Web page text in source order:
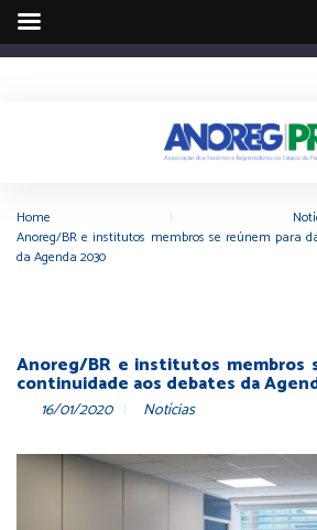
Home
Anoreg/BR e institutos membros se reúnem para
da Agenda 2030
Anoreg/BR e institutos membros
continuidade aos debates da
16/01/2020 Notícias